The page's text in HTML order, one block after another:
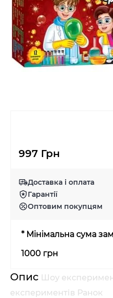
997 Грн
Доставка і оплата
Гарантії
Оптовим покупцям
* Мінімальна сума
1000 грн
Опис Шоу
експериментів Ранок